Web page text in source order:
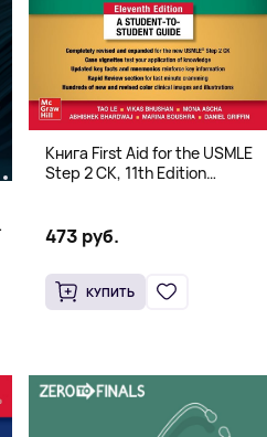
Книга First Aid for the USMLE
Step 2 CK, 11th Edition
473 руб.
КУПИТЬ